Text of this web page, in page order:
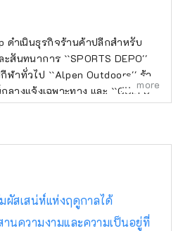
ดำเนินธุรกิจร้านค้าปลีกสำหรับ
สันทนาการ ``SPORTS DEPO''
าทั่วไป ``Alpen Outdoors'' ร้าน
างแจ้งเฉพาะทาง และ ``GOLF5''
ณ์กอล์ฟเฉพาะทาง เปิดให้บริการ
more
สเสน่ห์แห่งฤดูกาลได้
นความงามและความเป็นอยู่ที่